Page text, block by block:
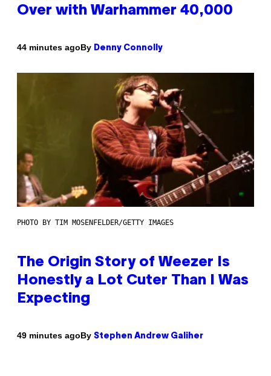
Over with Warhammer 40,000
44 minutes agoBy Denny Connolly
PHOTO BY TIM MOSENFELDER/GETTY IMAGES
The Origin Story of Weezer Is
Honestly a Lot Cuter Than I Was
Expecting
49 minutes agoBy Stephen Andrew Galiher